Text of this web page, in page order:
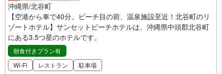
沖縄県/北谷町
【空港から車で40分。ビーチ目の前、温泉施設至近！北谷町のリ
ゾートホテル】サンセットビーチホテルは、沖縄県中頭郡北谷町
にある3.5つ星のホテルです。
朝食付きプラン有
Wi-Fi
レストラン 駐車場